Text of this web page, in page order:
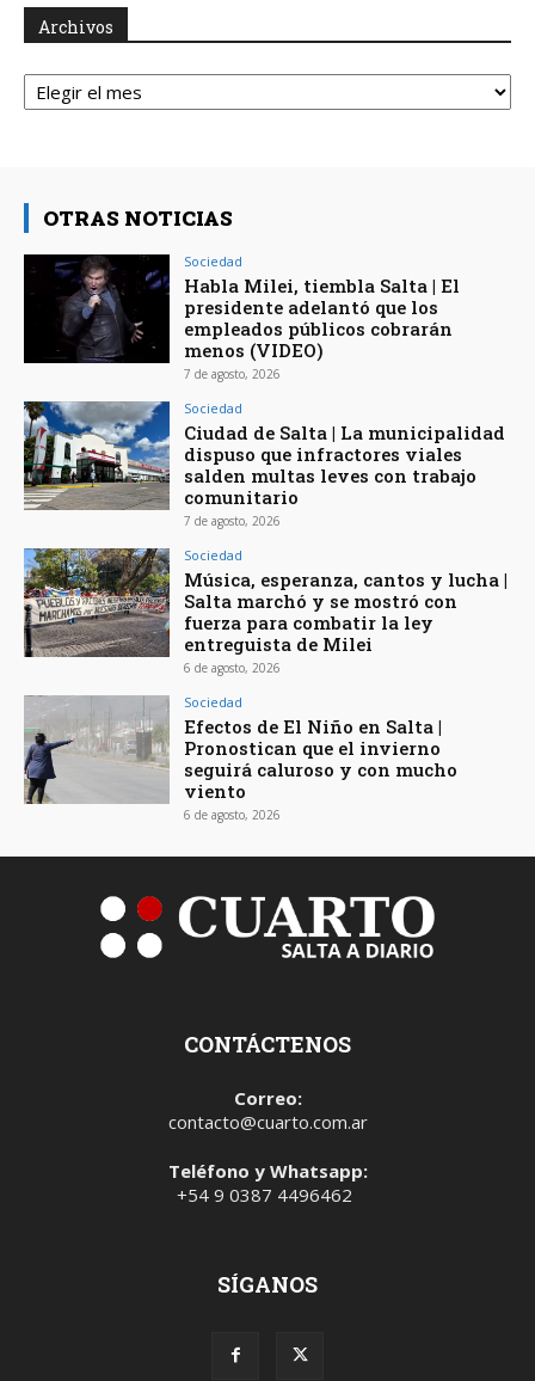
Archivos
Archivos
OTRAS NOTICIAS
Sociedad
Habla Milei, tiembla Salta | El
presidente adelantó que los
empleados públicos cobrarán
menos (VIDEO)
7 de agosto, 2026
Sociedad
Ciudad de Salta | La municipalidad
dispuso que infractores viales
salden multas leves con trabajo
comunitario
7 de agosto, 2026
Sociedad
Música, esperanza, cantos y lucha |
Salta marchó y se mostró con
fuerza para combatir la ley
entreguista de Milei
6 de agosto, 2026
Sociedad
Efectos de El Niño en Salta |
Pronostican que el invierno
seguirá caluroso y con mucho
viento
6 de agosto, 2026
CONTÁCTENOS
Correo:
contacto@cuarto.com.ar
Teléfono y Whatsapp:
+54 9 0387 4496462
SÍGANOS